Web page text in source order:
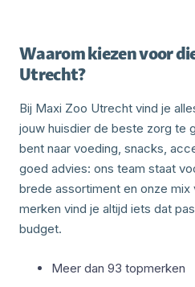
Waarom kiezen voor
Utrecht?
Bij Maxi Zoo Utrecht vind je
jouw huisdier de beste zorg te
bent naar voeding, snacks,
goed advies: ons team staat
brede assortiment en onze mix
merken vind je altijd iets dat
budget.
Meer dan 93 topmerken